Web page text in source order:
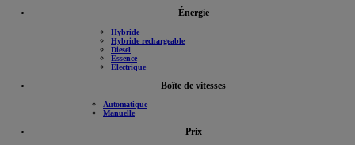
Énergie
Hybride
Hybride rechargeable
Diesel
Essence
Électrique
Boîte de vitesses
Automatique
Manuelle
Prix